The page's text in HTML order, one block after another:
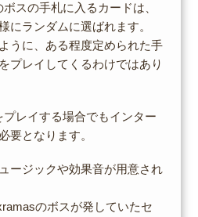
スの手札に入るカードは、
にランダムに選ばれます。
うに、ある程度定められた手
プレイしてくるわけではあり
レイする場合でもインター
要となります。
ージックや効果音が用意され
のボスが発していたセ